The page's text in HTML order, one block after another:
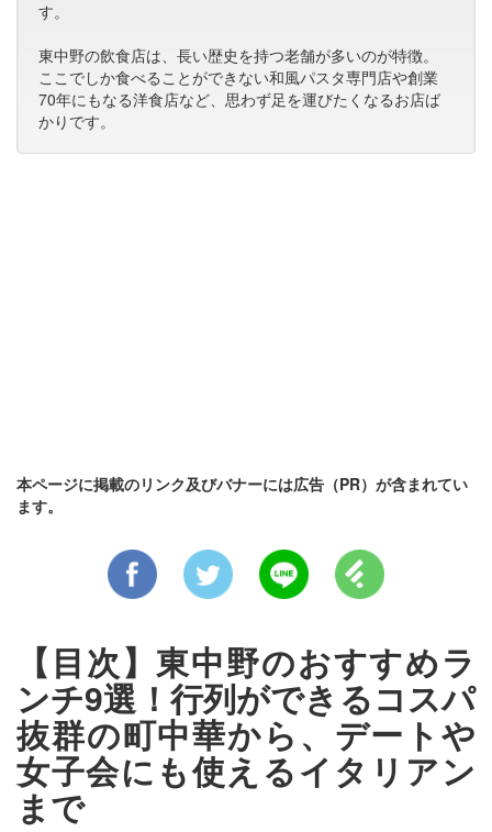
す。
東中野の飲食店は、長い歴史を持つ老舗が多いのが特徴。
ここでしか食べることができない和風パスタ専門店や創業
70年にもなる洋食店など、思わず足を運びたくなるお店ば
かりです。
本ページに掲載のリンク及びバナーには広告（PR）が含まれてい
ます。
【目次】東中野のおすすめラ
ンチ9選！行列ができるコスパ
抜群の町中華から、デートや
女子会にも使えるイタリアン
まで